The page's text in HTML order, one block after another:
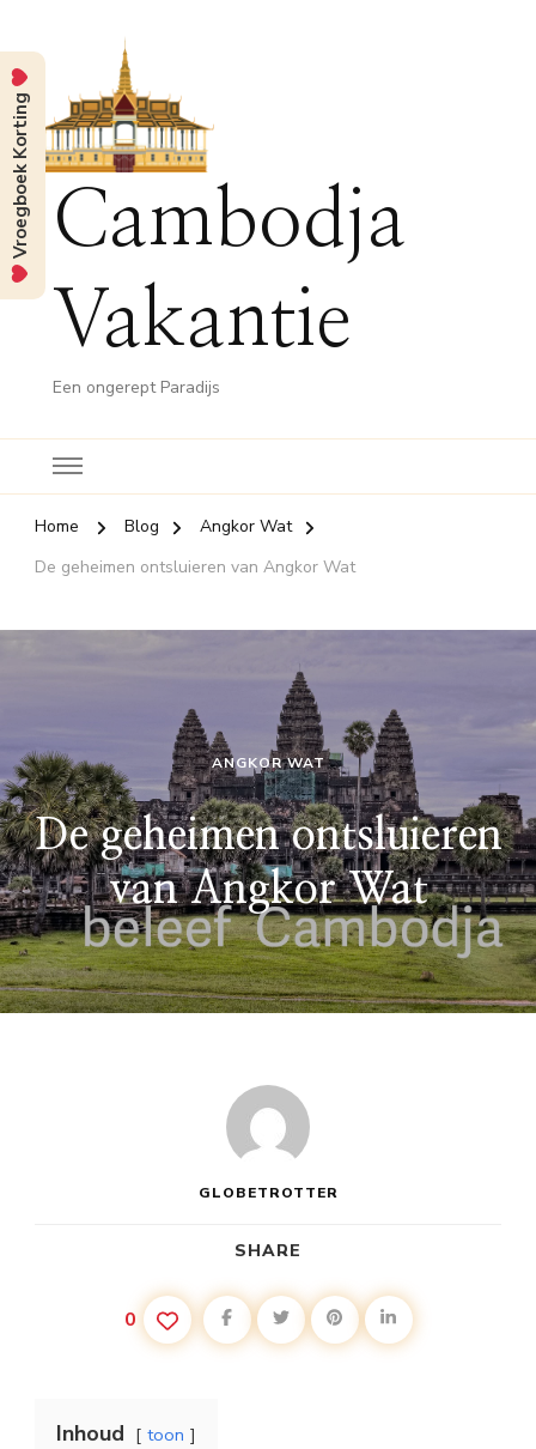
Cambodja
Vakantie
Een ongerept Paradijs
Home Blog
Angkor Wat
De geheimen ontsluieren van Angkor Wat
ANGKOR WAT
De geheimen ontsluieren
van Angkor Wat
GLOBETROTTER
SHARE
0
Inhoud toon
Vroegboek Korting